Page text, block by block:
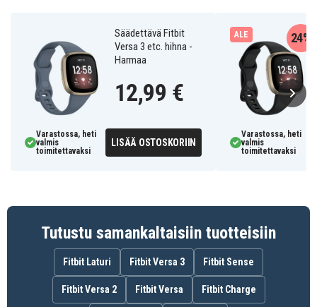
Säädettävä Fitbit
Versa 3 etc. hihna -
Harmaa
12,99 €
Varastossa, heti
valmis
toimitettavaksi
LISÄÄ OSTOSKORIIN
ALE 24%
Varastossa, heti
valmis
toimitettavaksi
Tutustu samankaltaisiin tuotteisiin
Fitbit Laturi Fitbit Versa 3 Fitbit Sense
Fitbit Versa 2 Fitbit Versa Fitbit Charge